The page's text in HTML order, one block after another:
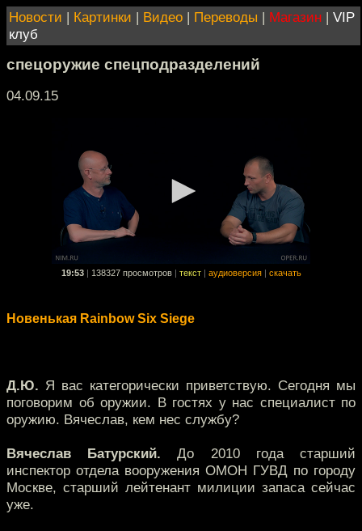
Новости | Картинки | Видео | Переводы | Магазин | VIP
клуб
спецоружие спецподразделений
04.09.15
19:53 138327 просмотров текст аудиоверсия скачать
Новенькая Rainbow Six Siege
Д.Ю. Я вас категорически приветствую. Сегодня мы
поговорим об оружии. В гостях у нас специалист по
оружию. Вячеслав, кем нес службу?
Вячеслав Батурский. До 2010 года старший
инспектор отдела вооружения ОМОН ГУВД по городу
Москве, старший лейтенант милиции запаса сейчас
уже.